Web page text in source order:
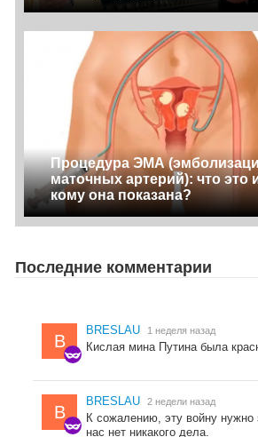
Процедура ЭМА
маточных артерий): что это
кому она показана?
Последние комментарии
B
BRESLAU 1 неделя назад
Кислая мина Путина была
B
BRESLAU 2 недели назад
К сожалению, эту войну
нас нет никакого дела.